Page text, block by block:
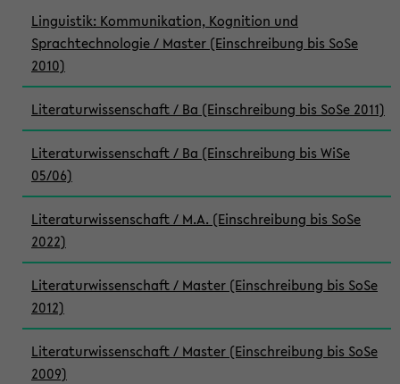
Linguistik: Kommunikation, Kognition und
Sprachtechnologie / Master (Einschreibung bis SoSe
2010)
Literaturwissenschaft / Ba (Einschreibung bis SoSe 2011)
Literaturwissenschaft / Ba (Einschreibung bis WiSe
05/06)
Literaturwissenschaft / M.A. (Einschreibung bis SoSe
2022)
Literaturwissenschaft / Master (Einschreibung bis SoSe
2012)
Literaturwissenschaft / Master (Einschreibung bis SoSe
2009)